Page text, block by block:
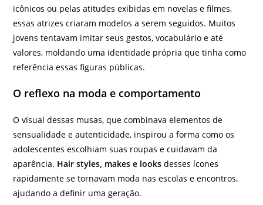
icônicos ou pelas atitudes exibidas em novelas e filmes,
essas atrizes criaram modelos a serem seguidos. Muitos
jovens tentavam imitar seus gestos, vocabulário e até
valores, moldando uma identidade própria que tinha como
referência essas figuras públicas.
O reflexo na moda e comportamento
O visual dessas musas, que combinava elementos de
sensualidade e autenticidade, inspirou a forma como os
adolescentes escolhiam suas roupas e cuidavam da
aparência. Hair styles, makes e looks desses ícones
rapidamente se tornavam moda nas escolas e encontros,
ajudando a definir uma geração.